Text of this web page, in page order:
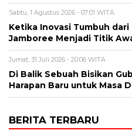
Sabtu, 1 Agustus 2026 - 07:01 WITA
Ketika Inovasi Tumbuh dari
Jamboree Menjadi Titik
Jumat, 31 Juli 2026 - 20:06 WITA
Di Balik Sebuah Bisikan
Harapan Baru untuk Masa
BERITA TERBARU